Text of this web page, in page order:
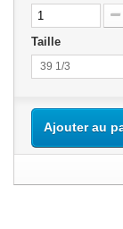
Taille
39 1/3
Ajouter au